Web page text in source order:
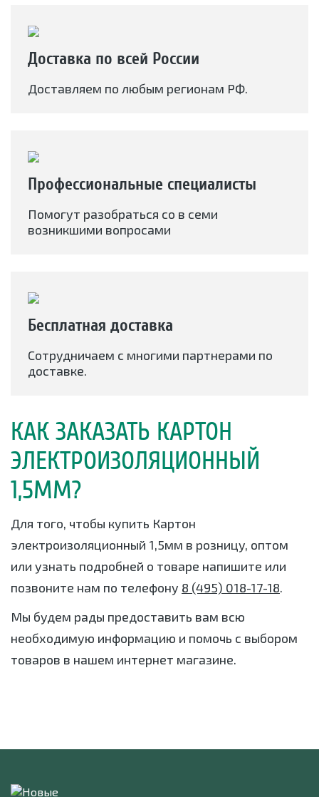
Доставка по всей России
Доставляем по любым регионам РФ.
Профессиональные специалисты
Помогут разобраться со в семи
возникшими вопросами
Бесплатная доставка
Сотрудничаем с многими партнерами по
доставке.
КАК ЗАКАЗАТЬ КАРТОН
ЭЛЕКТРОИЗОЛЯЦИОННЫЙ
1,5ММ?
Для того, чтобы купить Картон
электроизоляционный 1,5мм в розницу, оптом
или узнать подробней о товаре напишите или
позвоните нам по телефону 8 (495) 018-17-18.
Мы будем рады предоставить вам всю
необходимую информацию и помочь с выбором
товаров в нашем интернет магазине.